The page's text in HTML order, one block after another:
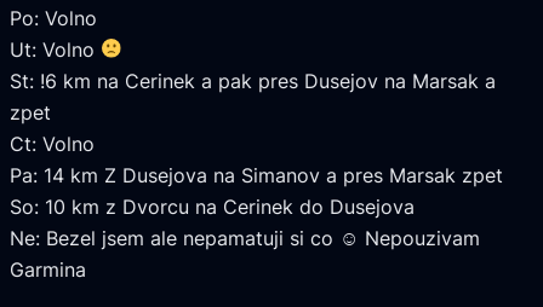
Po: Volno
Ut: Volno
St: !6 km na Cerinek a pak pres Dusejov na Marsak a
zpet
Ct: Volno
Pa: 14 km Z Dusejova na Simanov a pres Marsak zpet
So: 10 km z Dvorcu na Cerinek do Dusejova
Ne: Bezel jsem ale nepamatuji si co ☺ Nepouzivam
Garmina